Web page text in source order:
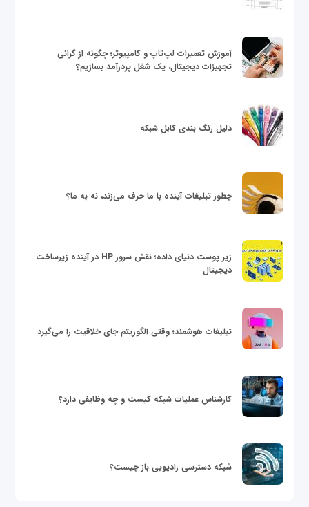
آموزش تعمیرات لپ‌تاپ و کامپیوتر؛ چگونه از گرانی
تجهیزات دیجیتال، یک شغل پردرآمد بسازیم؟
دلیل رنگ بندی کابل شبکه
چطور تبلیغات آینده با ما حرف می‌زند، نه به ما؟
زیر پوست دنیای داده؛ نقش سرور HP در آینده زیرساخت
دیجیتال
تبلیغات هوشمند؛ وقتی الگوریتم جای خلاقیت را می‌گیرد
کارشناس عملیات شبکه کیست و چه وظایفی دارد؟
شبکه دسترسی رادیویی باز چیست؟